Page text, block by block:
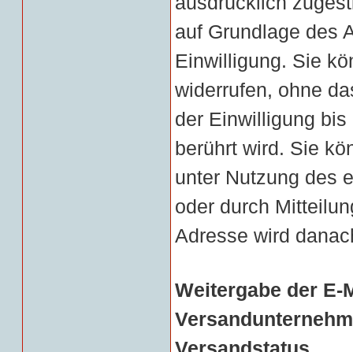
auf Grundlage des
Einwilligung. Sie
widerrufen, ohne
der Einwilligung
berührt wird. Sie
unter Nutzung des
oder durch
Adresse wird
Weitergabe der E-